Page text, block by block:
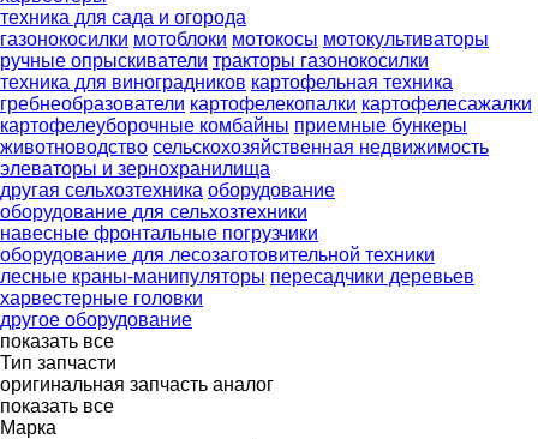
техника для сада и огорода
газонокосилки мотоблоки мотокосы мотокультиваторы
ручные опрыскиватели тракторы газонокосилки
техника для виноградников картофельная техника
гребнеобразователи картофелекопалки картофелесажалки
картофелеуборочные комбайны приемные бункеры
животноводство сельскохозяйственная недвижимость
элеваторы и зернохранилища
другая сельхозтехника оборудование
оборудование для сельхозтехники
навесные фронтальные погрузчики
оборудование для лесозаготовительной техники
лесные краны-манипуляторы пересадчики деревьев
харвестерные головки
другое оборудование
показать все
Тип запчасти
оригинальная запчасть аналог
показать все
Марка